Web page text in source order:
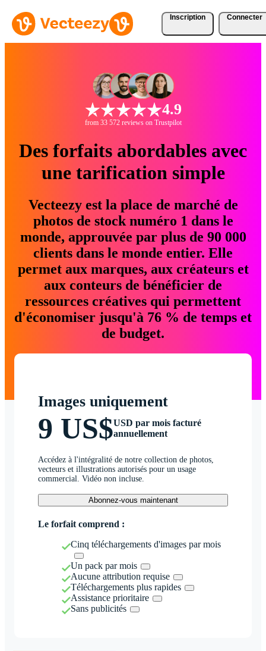
Inscription Connecter
4.9
from 33 572 reviews on Trustpilot
Des forfaits abordables avec
une tarification simple
Vecteezy est la place de marché de
photos de stock numéro 1 dans le
monde, approuvée par plus de 90 000
clients dans le monde entier. Elle
permet aux marques, aux créateurs et
aux conteurs de bénéficier de
ressources créatives qui permettent
d'économiser jusqu'à 76 % de temps et
de budget.
Images uniquement
9 US$USD par mois facturé
annuellement
Accédez à l'intégralité de notre collection de photos,
vecteurs et illustrations autorisés pour un usage
commercial. Vidéo non incluse.
Abonnez-vous maintenant
Le forfait comprend :
Cinq téléchargements d'images par mois
Un pack par mois
Aucune attribution requise
Téléchargements plus rapides
Assistance prioritaire
Sans publicités